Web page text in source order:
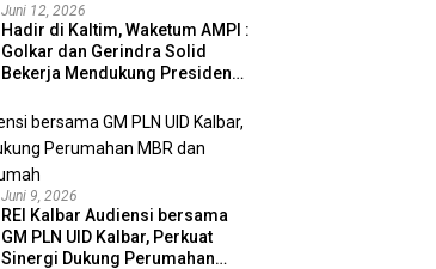
Juni 12, 2026
Hadir di Kaltim, Waketum AMPI :
Golkar dan Gerindra Solid
Bekerja Mendukung Presiden
Kedaulatan Negara
Juni 9, 2026
REI Kalbar Audiensi bersama
GM PLN UID Kalbar, Perkuat
Sinergi Dukung Perumahan